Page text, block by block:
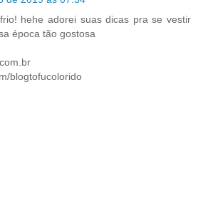
hehe adorei suas dicas pra se vestir
época tão gostosa
blogtofucolorido